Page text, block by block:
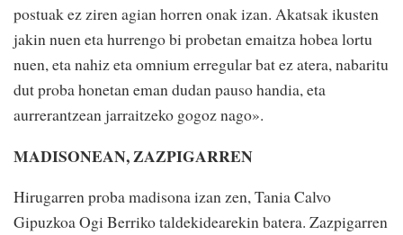
postuak ez ziren agian horren onak izan. Akatsak ikusten
jakin nuen eta hurrengo bi probetan emaitza hobea lortu
nuen, eta nahiz eta omnium erregular bat ez atera, nabaritu
dut proba honetan eman dudan pauso handia, eta
aurrerantzean jarraitzeko gogoz nago».
MADISONEAN, ZAZPIGARREN
Hirugarren proba madisona izan zen, Tania Calvo
Gipuzkoa Ogi Berriko taldekidearekin batera. Zazpigarren